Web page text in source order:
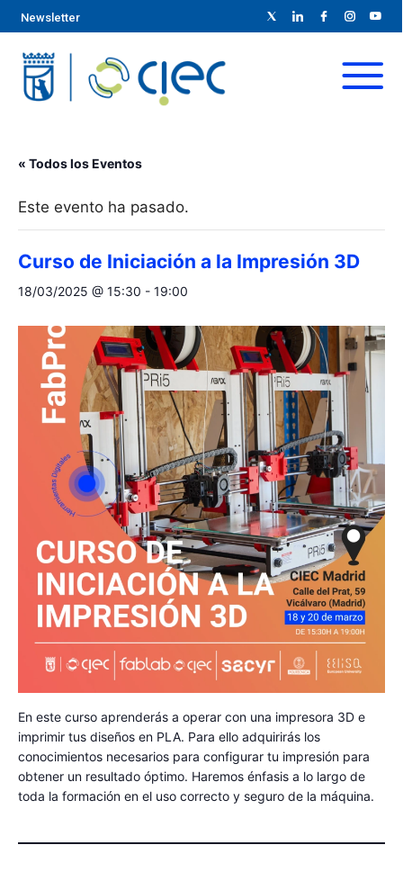
Newsletter
« Todos los Eventos
Este evento ha pasado.
Curso de Iniciación a la Impresión 3D
18/03/2025 @ 15:30 - 19:00
En este curso aprenderás a operar con una impresora 3D e
imprimir tus diseños en PLA. Para ello adquirirás los
conocimientos necesarios para configurar tu impresión para
obtener un resultado óptimo. Haremos énfasis a lo largo de
toda la formación en el uso correcto y seguro de la máquina.